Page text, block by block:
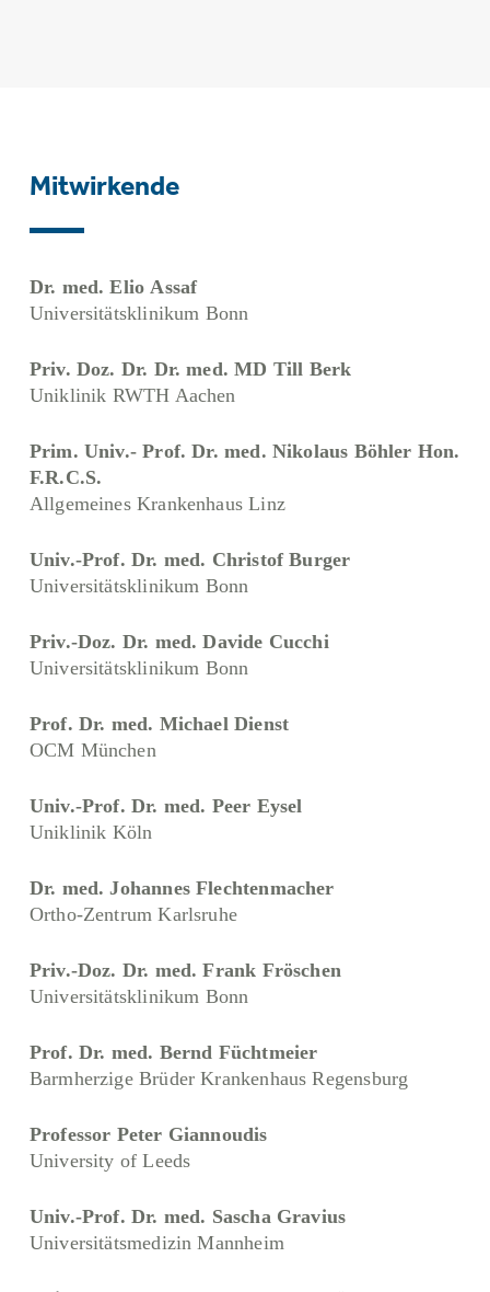
Mitwirkende
Dr. med. Elio Assaf
Universitätsklinikum Bonn
Priv. Doz. Dr. Dr. med. MD Till Berk
Uniklinik RWTH Aachen
Prim. Univ.- Prof. Dr. med. Nikolaus Böhler Hon.
F.R.C.S.
Allgemeines Krankenhaus Linz
Univ.-Prof. Dr. med. Christof Burger
Universitätsklinikum Bonn
Priv.-Doz. Dr. med. Davide Cucchi
Universitätsklinikum Bonn
Prof. Dr. med. Michael Dienst
OCM München
Univ.-Prof. Dr. med. Peer Eysel
Uniklinik Köln
Dr. med. Johannes Flechtenmacher
Ortho-Zentrum Karlsruhe
Priv.-Doz. Dr. med. Frank Fröschen
Universitätsklinikum Bonn
Prof. Dr. med. Bernd Füchtmeier
Barmherzige Brüder Krankenhaus Regensburg
Professor Peter Giannoudis
University of Leeds
Univ.-Prof. Dr. med. Sascha Gravius
Universitätsmedizin Mannheim